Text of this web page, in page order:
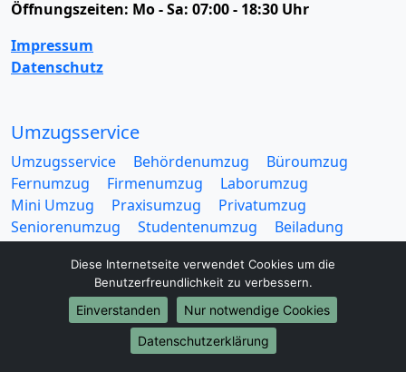
Öffnungszeiten: Mo - Sa: 07:00 - 18:30 Uhr
Impressum
Datenschutz
Umzugsservice
Umzugsservice Behördenumzug
Büroumzug
Fernumzug
Firmenumzug
Laborumzug
Mini Umzug
Praxisumzug
Privatumzug
Seniorenumzug
Studentenumzug
Beiladung
Möbellift
Haushaltsauflösung
Möbeltaxi
Möbelmitfahrzentrale
Umzugskartons
Diese Internetseite verwendet Cookies um die
Benutzerfreundlichkeit zu verbessern.
Einverstanden
Nur notwendige Cookies
Datenschutzerklärung